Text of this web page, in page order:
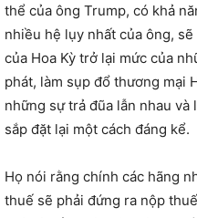
thể của ông Trump, có khả
nhiều hệ lụy nhất của ông,
của Hoa Kỳ trở lại mức của
phát, làm sụp đổ thương mại
những sự trả đũa lẫn nhau
sắp đặt lại một cách đáng kể.
Họ nói rằng chính các hãng
thuế sẽ phải đứng ra nộp